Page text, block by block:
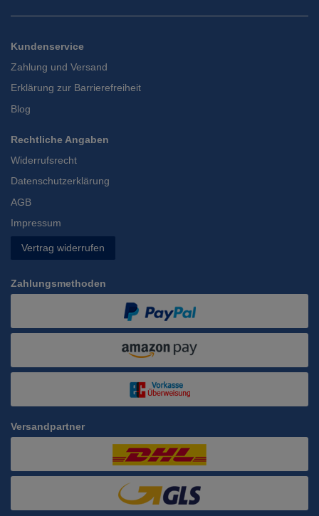
Kundenservice
Zahlung und Versand
Erklärung zur Barrierefreiheit
Blog
Rechtliche Angaben
Widerrufsrecht
Datenschutzerklärung
AGB
Impressum
Vertrag widerrufen
Zahlungsmethoden
Versandpartner